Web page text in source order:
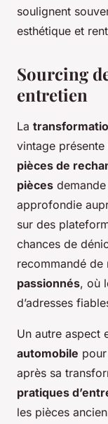
soulignent
esthétique et
Sourcing
entretien
La
vintage
pièces de
pièces
approfondie
sur des
chances de
recommandé de
passionnés, où
d’adresses
Un autre aspect
automobile
après sa
pratiques
les pièces